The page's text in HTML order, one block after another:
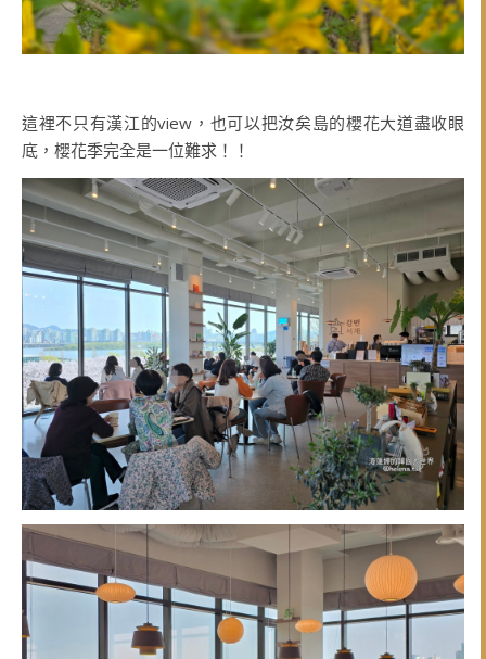
這裡不只有漢江的view，也可以把汝矣島的櫻花大道盡收眼
底，櫻花季完全是一位難求！！